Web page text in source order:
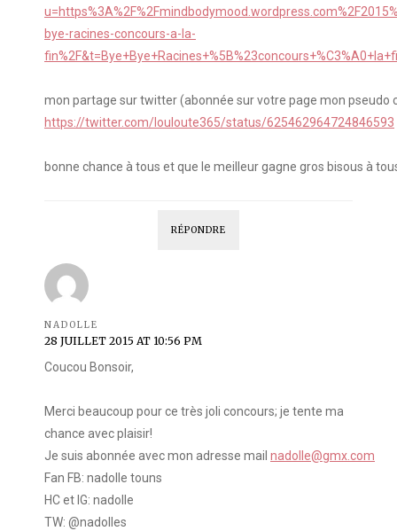
bye-racines-concours-a-la-
mon partage sur twitter (abonnée sur votre page mon pseudo
https://twitter.com/louloute365/status/625462964724846593
bonne chance à tous et que le meilleur gagne gros bisous à
RÉPONDRE
NADOLLE
28 JUILLET 2015 AT 10:56 PM
Coucou Bonsoir,
Merci beaucoup pour ce très joli concours; je tente ma
chance avec plaisir!
Je suis abonnée avec mon adresse mail nadolle@gmx.com
Fan FB: nadolle touns
HC et IG: nadolle
TW: @nadolles